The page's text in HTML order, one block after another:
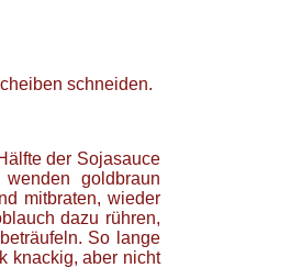
schneiden.
der Sojasauce
goldbraun
mitbraten, wieder
dazu rühren,
So lange
knackig, aber nicht